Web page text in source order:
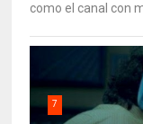
como el canal con
7